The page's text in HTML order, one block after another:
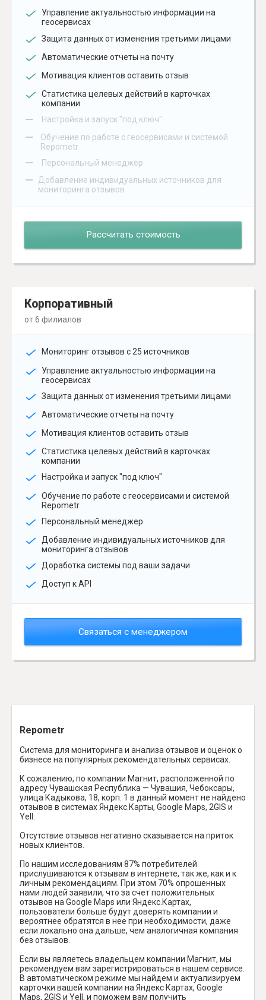
Управление актуальностью информации на
геосервисах
Защита данных от изменения третьими лицами
Автоматические отчеты на почту
Мотивация клиентов оставить отзыв
Статистика целевых действий в карточках
компании
– Настройка и запуск "под ключ"
–
Обучение по работе с геосервисами и системой
Repometr
– Персональный менеджер
–
Добавление индивидуальных источников для
мониторинга отзывов
Рассчитать стоимость
Корпоративный
от 6 филиалов
Мониторинг отзывов с 25 источников
Управление актуальностью информации на
геосервисах
Защита данных от изменения третьими лицами
Автоматические отчеты на почту
Мотивация клиентов оставить отзыв
Статистика целевых действий в карточках
компании
Настройка и запуск "под ключ"
Обучение по работе с геосервисами и системой
Repometr
Персональный менеджер
Добавление индивидуальных источников для
мониторинга отзывов
Доработка системы под ваши задачи
Доступ к API
Связаться с менеджером
Repometr
Система для мониторинга и анализа отзывов и оценок о
бизнесе на популярных рекомендательных сервисах.
К сожалению, по компании Магнит, расположенной по
адресу Чувашская Республика — Чувашия, Чебоксары,
улица Кадыкова, 18, корп. 1 в данный момент не найдено
отзывов в системах Яндекс.Карты, Google Maps, 2GIS и
Yell.
Отсутствие отзывов негативно сказывается на приток
новых клиентов.
По нашим исследованиям 87% потребителей
прислушиваются к отзывам в интернете, так же, как и к
личным рекомендациям. При этом 70% опрошенных
нами людей заявили, что за счет положительных
отзывов на Google Maps или Яндекс.Картах,
пользователи больше будут доверять компании и
вероятнее обратятся в нее при необходимости, даже
если локально она дальше, чем аналогичная компания
без отзывов.
Если вы являетесь владельцем компании Магнит, мы
рекомендуем вам зарегистрироваться в нашем сервисе.
В автоматическом режиме мы найдем и актуализируем
карточки вашей компании на Яндекс Картах, Google
Maps, 2GIS и Yell, и поможем вам получить